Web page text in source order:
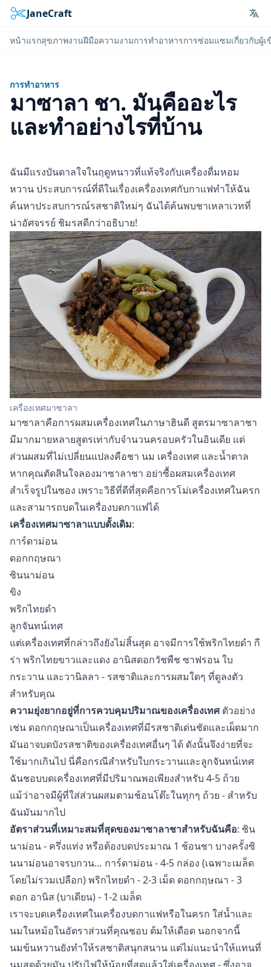
JaneCraft
หน้าแรกสุขภาพงานฝีมือความงามการทำอาหารการซ่อมแซมเกี่ยวกับผู้
การทำอาหาร
มาซาลา ชา. มันคืออะไร
และทำอย่างไรที่บ้าน
ฉันมีแรงบันดาลใจในฤดูหนาวที่แท้จริงกับเครื่องดื่มหอม
หวาน ประสบการณ์ที่ดีในเรื่องเครื่องเทศกับกาแฟทำให้ฉัน
ค้นหาประสบการณ์รสชาติใหม่ๆ ฉันได้ค้นพบชาเหลาเวทที่
น่าอัศจรรย์ ชิมรสดีกว่าอธิบาย!
เครื่องเทศมาซาลา
มาซาลาคือการผสมเครื่องเทศในภาษาฮินดี สูตรมาซาลาชา
มีมากมายหลายสูตรเท่ากับจำนวนครอบครัวในอินเดีย แต่
ส่วนผสมที่ไม่เปลี่ยนแปลงคือชา นม เครื่องเทศ และน้ำตาล
หากคุณตัดสินใจลองมาซาลาชา อย่าซื้อผสมเครื่องเทศ
สำเร็จรูปในซอง เพราะวิธีที่ดีที่สุดคือการโม่เครื่องเทศในครก
และสามารถบดในเครื่องบดกาแฟได้
เครื่องเทศมาซาลาแบบดั้งเดิม:
การ์ดาม่อน
ดอกกฤษณา
ซินนาม่อน
ขิง
พริกไทยดำ
ลูกจันทน์เทศ
แต่เครื่องเทศที่กล่าวถึงยังไม่สิ้นสุด อาจมีการใช้พริกไทยดำ กี
ร่า พริกไทยขาวและแดง อานิสดอกวัชพืช ซาฟรอน ใบ
กระวาน และวานิลลา - รสชาติและการผสมใดๆ ที่ดูลงตัว
สำหรับคุณ
ความยุ่งยากอยู่ที่การควบคุมปริมาณของเครื่องเทศตัวอย่าง
เช่น ดอกกฤษณาเป็นเครื่องเทศที่มีรสชาติเด่นชัดและเผ็ดมาก
มันอาจบดบังรสชาติของเครื่องเทศอื่นๆ ได้ ดังนั้นจึงง่ายที่จะ
ใช้มากเกินไป นี่คือกรณีสำหรับใบกระวานและลูกจันทน์เทศ
ฉันชอบบดเครื่องเทศที่มีปริมาณพอเพียงสำหรับ 4-5 ถ้วย
แม้ว่าอาจมีผู้ที่ใส่ส่วนผสมตามช้อนโต๊ะในทุกๆ ถ้วย - สำหรับ
ฉันมันมากไป
อัตราส่วนที่เหมาะสมที่สุดของมาซาลาชาสำหรับฉันคือ: ซิน
นาม่อน - ครึ่งแท่ง หรือต้องบดประมาณ 1 ช้อนชา บางครั้งซิ
นนาม่อนอาจรบกวน… การ์ดาม่อน - 4-5 กล่อง (เฉพาะเมล็ด
โดยไม่รวมเปลือก) พริกไทยดำ - 2-3 เม็ด ดอกกฤษณา - 3
ดอก อานิส (บาเดียน) - 1-2 เมล็ด
เราจะบดเครื่องเทศในเครื่องบดกาแฟหรือในครก ใส่น้ำและ
นมในหม้อในอัตราส่วนที่คุณชอบ ต้มให้เดือด นอกจากนี้
นมข้นหวานยังทำให้รสชาติสนุกสนาน แต่ไม่แนะนำให้แทนที่